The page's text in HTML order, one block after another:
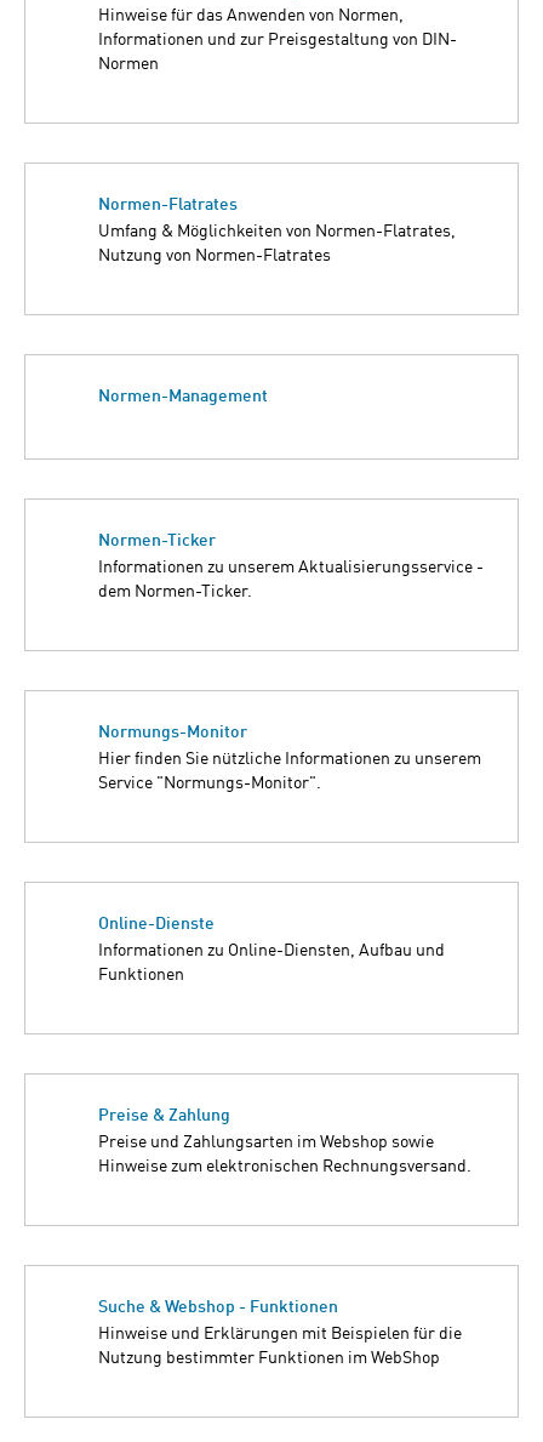
Hinweise für das Anwenden von Normen,
Informationen und zur Preisgestaltung von DIN-
Normen
Normen-Flatrates
Umfang & Möglichkeiten von Normen-Flatrates,
Nutzung von Normen-Flatrates
Normen-Management
Normen-Ticker
Informationen zu unserem Aktualisierungsservice -
dem Normen-Ticker.
Normungs-Monitor
Hier finden Sie nützliche Informationen zu unserem
Service "Normungs-Monitor".
Online-Dienste
Informationen zu Online-Diensten, Aufbau und
Funktionen
Preise & Zahlung
Preise und Zahlungsarten im Webshop sowie
Hinweise zum elektronischen Rechnungsversand.
Suche & Webshop - Funktionen
Hinweise und Erklärungen mit Beispielen für die
Nutzung bestimmter Funktionen im WebShop